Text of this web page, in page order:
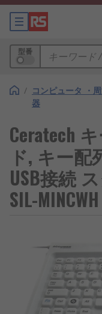
型番
/ コンピュータ ・
器
Ceratech
ド, キー配
USB接続
SIL-MINCWH